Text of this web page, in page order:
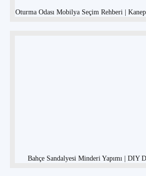
Oturma Odası Mobilya Seçim Rehberi |
Bahçe Sandalyesi Minderi Yapımı | DIY